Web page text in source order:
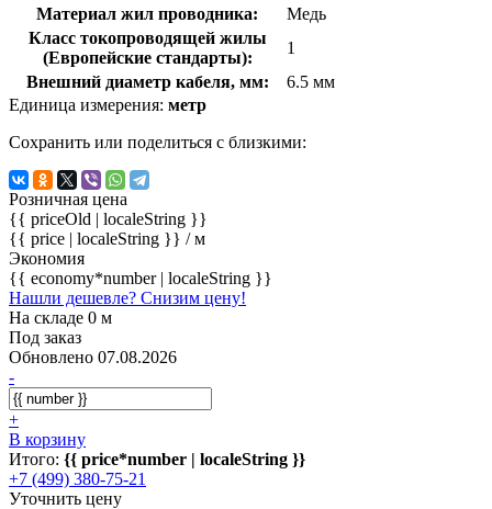
Материал жил проводника:
Медь
Класс токопроводящей жилы
(Европейские стандарты):
1
Внешний диаметр кабеля, мм:
6.5 мм
Единица измерения: метр
Сохранить или поделиться с близкими:
Розничная цена
{{ priceOld | localeString }}
{{ price | localeString }} / м
Экономия
{{ economy*number | localeString }}
Нашли дешевле? Снизим цену!
На складе 0 м
Под заказ
Обновлено 07.08.2026
-
+
В корзину
Итого: {{ price*number | localeString }}
+7 (499) 380-75-21
Уточнить цену